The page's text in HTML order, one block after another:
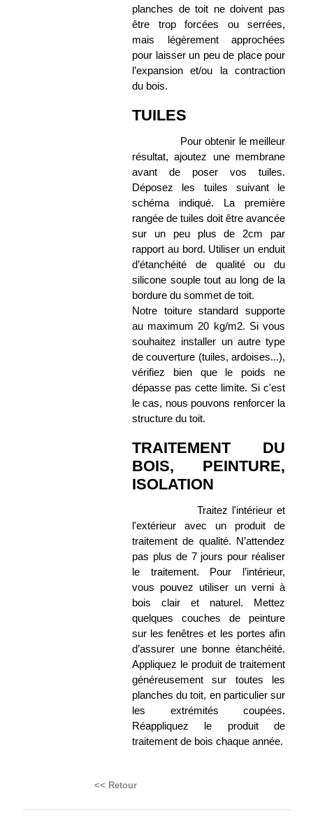
planches de toit ne doivent pas
être trop forcées ou serrées,
mais légèrement approchées
pour laisser un peu de place pour
l’expansion et/ou la contraction
du bois.
TUILES
Pour obtenir le meilleur
résultat, ajoutez une membrane
avant de poser vos tuiles.
Déposez les tuiles suivant le
schéma indiqué. La première
rangée de tuiles doit être avancée
sur un peu plus de 2cm par
rapport au bord. Utiliser un enduit
d’étanchéité de qualité ou du
silicone souple tout au long de la
bordure du sommet de toit.
Notre toiture standard supporte
au maximum 20 kg/m2. Si vous
souhaitez installer un autre type
de couverture (tuiles, ardoises...),
vérifiez bien que le poids ne
dépasse pas cette limite. Si c'est
le cas, nous pouvons renforcer la
structure du toit.
TRAITEMENT DU
BOIS, PEINTURE,
ISOLATION
Traitez l'intérieur et
l'extérieur avec un produit de
traitement de qualité. N’attendez
pas plus de 7 jours pour réaliser
le traitement. Pour l’intérieur,
vous pouvez utiliser un verni à
bois clair et naturel. Mettez
quelques couches de peinture
sur les fenêtres et les portes afin
d’assurer une bonne étanchéité.
Appliquez le produit de traitement
généreusement sur toutes les
planches du toit, en particulier sur
les extrémités coupées.
Réappliquez le produit de
traitement de bois chaque année.
<< Retour